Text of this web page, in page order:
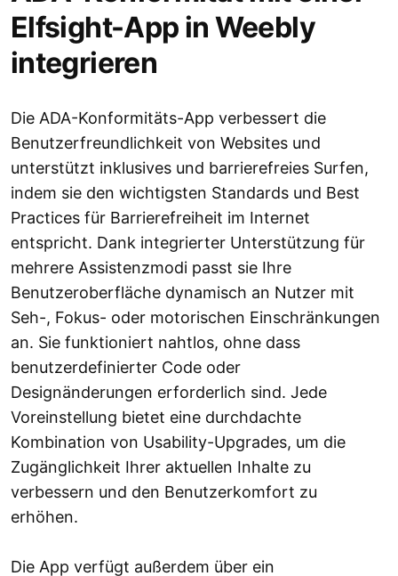
Elfsight-App in Weebly
integrieren
Die ADA-Konformitäts-App verbessert die
Benutzerfreundlichkeit von Websites und
unterstützt inklusives und barrierefreies Surfen,
indem sie den wichtigsten Standards und Best
Practices für Barrierefreiheit im Internet
entspricht. Dank integrierter Unterstützung für
mehrere Assistenzmodi passt sie Ihre
Benutzeroberfläche dynamisch an Nutzer mit
Seh-, Fokus- oder motorischen Einschränkungen
an. Sie funktioniert nahtlos, ohne dass
benutzerdefinierter Code oder
Designänderungen erforderlich sind. Jede
Voreinstellung bietet eine durchdachte
Kombination von Usability-Upgrades, um die
Zugänglichkeit Ihrer aktuellen Inhalte zu
verbessern und den Benutzerkomfort zu
erhöhen.
Die App verfügt außerdem über ein